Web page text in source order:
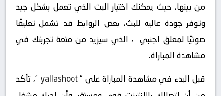
من بينها، حيث يمكنك اختيار البث الذي تعمل بشكل جيد
وتوفر جودة عالية للبث، بعض الروابط قد تشمل تعليقًا
صوتيًا لمعلق اجنبي ، الذي سيزيد من متعة تجربتك في
مشاهدة المباراة.
قبل البدء في مشاهدة المباراة على “yallashoot
“، تأكد